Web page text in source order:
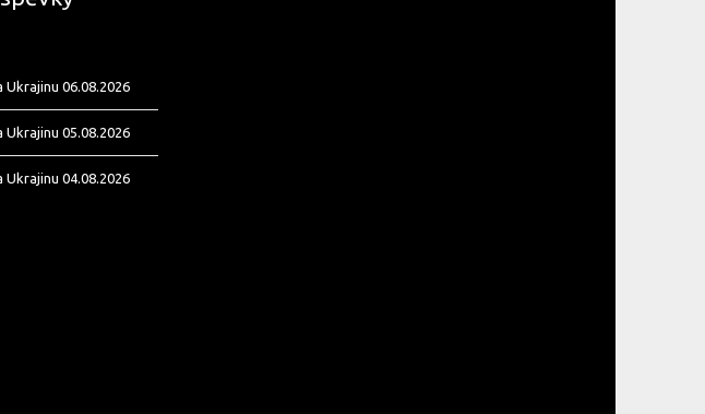
Ukrajinu 06.08.2026
Ukrajinu 05.08.2026
Ukrajinu 04.08.2026